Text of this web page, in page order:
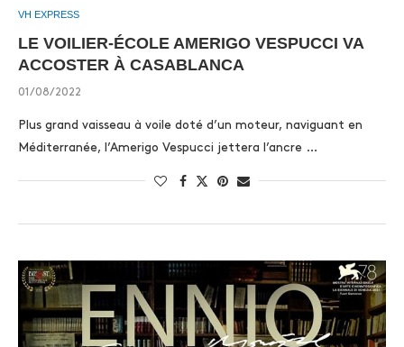
VH EXPRESS
LE VOILIER-ÉCOLE AMERIGO VESPUCCI VA
ACCOSTER À CASABLANCA
01/08/2022
Plus grand vaisseau à voile doté d’un moteur, naviguant en
Méditerranée, l’Amerigo Vespucci jettera l’ancre …